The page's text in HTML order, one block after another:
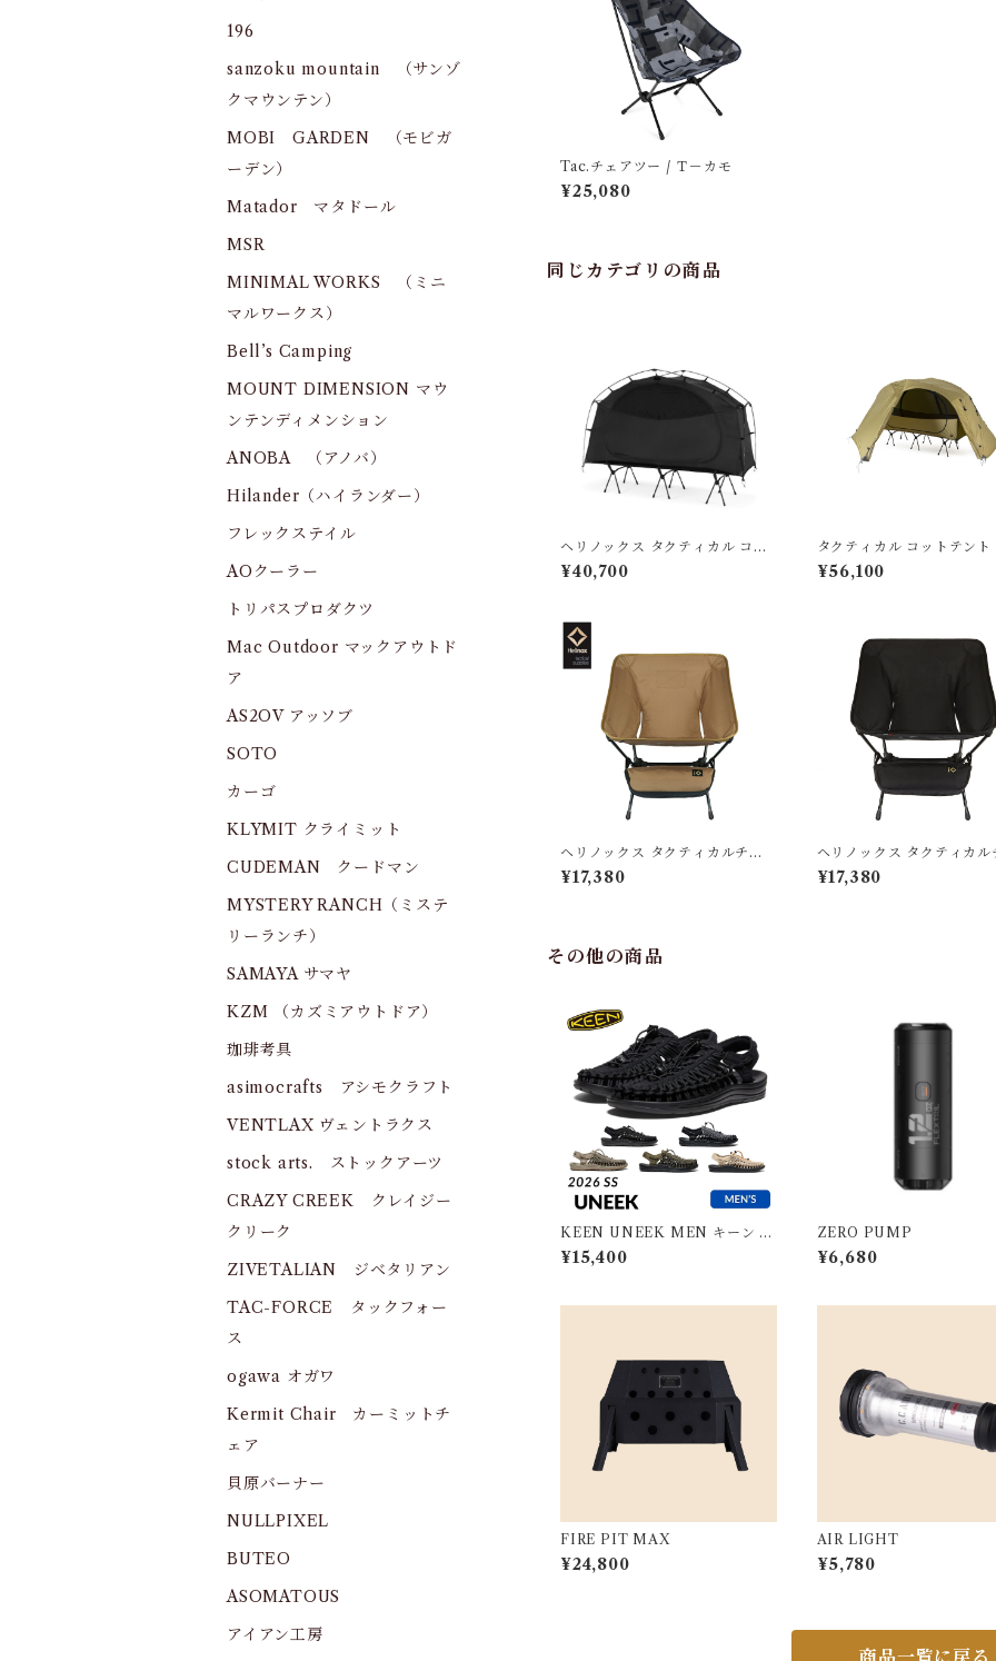
Tac.チェアツー / Ｔ－カモ
¥25,080
同じカテゴリの商品
ヘリノックス タクティカル コッ
トテントソロインナーテント メ
ッシュ
¥40,700
タクティカル コットテント
フライ・インナーテント(メ
ュ) / コヨーテ セット
¥56,100
ヘリノックス タクティカルチェ
ア コヨーテ
¥17,380
ヘリノックス タクティカル
ア ブラック
¥17,380
その他の商品
KEEN UNEEK MEN キーン ユ
ニーク メンズ
¥15,400
ZERO PUMP
¥6,680
FIRE PIT MAX
¥24,800
AIR LIGHT
¥5,780
196
sanzoku mountain （サンゾ
クマウンテン）
MOBI GARDEN （モビガ
ーデン）
Matador マタドール
MSR
MINIMAL WORKS （ミニ
マルワークス）
Bell’s Camping
MOUNT DIMENSION マウ
ンテンディメンション
ANOBA （アノバ）
Hilander（ハイランダー）
フレックステイル
AOクーラー
トリパスプロダクツ
Mac Outdoor マックアウトド
ア
AS2OV アッソブ
SOTO
カーゴ
KLYMIT クライミット
CUDEMAN クードマン
MYSTERY RANCH（ミステ
リーランチ）
SAMAYA サマヤ
KZM （カズミアウトドア）
珈琲考具
asimocrafts アシモクラフト
VENTLAX ヴェントラクス
stock arts. ストックアーツ
CRAZY CREEK クレイジー
クリーク
ZIVETALIAN ジベタリアン
TAC-FORCE タックフォー
ス
ogawa オガワ
Kermit Chair カーミットチ
ェア
貝原バーナー
NULLPIXEL
BUTEO
ASOMATOUS
アイアン工房